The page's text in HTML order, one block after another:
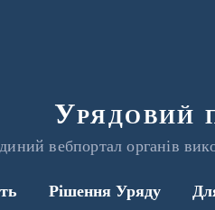
Урядовий
вебпортал органів
Рішення Уряду